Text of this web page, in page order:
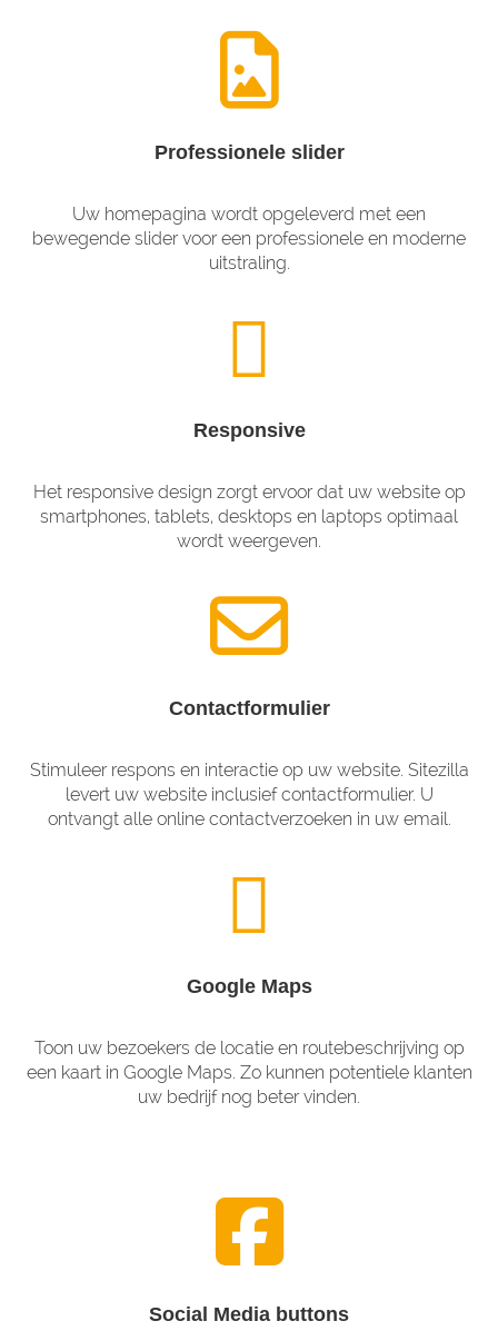
Professionele slider
Uw homepagina wordt opgeleverd met een
bewegende slider voor een professionele en moderne
uitstraling.
Responsive
Het responsive design zorgt ervoor dat uw website op
smartphones, tablets, desktops en laptops optimaal
wordt weergeven.
Contactformulier
Stimuleer respons en interactie op uw website. Sitezilla
levert uw website inclusief contactformulier. U
ontvangt alle online contactverzoeken in uw email.
Google Maps
Toon uw bezoekers de locatie en routebeschrijving op
een kaart in Google Maps. Zo kunnen potentiele klanten
uw bedrijf nog beter vinden.
Social Media buttons